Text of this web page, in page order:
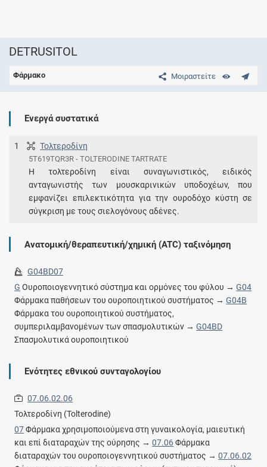
DETRUSITOL
Μοιραστείτε
Φάρμακο
Ενεργά συστατικά
1 Τολτεροδίνη
5T619TQR3R - TOLTERODINE TARTRATE
Η τολτεροδίνη είναι συναγωνιστικός, ειδικός
ανταγωνιστής των μουσκαρινικών υποδοχέων, που
εμφανίζει επιλεκτικότητα για την ουροδόχο κύστη σε
σύγκριση με τους σιελογόνους αδένες.
Ανατομική/θεραπευτική/χημική (ATC) ταξινόμηση
G04BD07
G Ουροποιογεννητικό σύστημα και ορμόνες του φύλου →G04
Φάρμακα παθήσεων του ουροποιητικού συστήματος →G04B
Φάρμακα του ουροποιητικού συστήματος,
συμπεριλαμβανομένων των σπασμολυτικών →G04BD
Σπασμολυτικά ουροποιητικού
Ενότητες εθνικού συνταγολογίου
07.06.02.06
Τολτεροδίνη (Tolterodine)
07Φάρμακα χρησιμοποιούμενα στη γυναικολογία, μαιευτική
και επί διαταραχών της ούρησης →07.06Φάρμακα
διαταραχών του ουροποιογεννητικού συστήματος →07.06.02